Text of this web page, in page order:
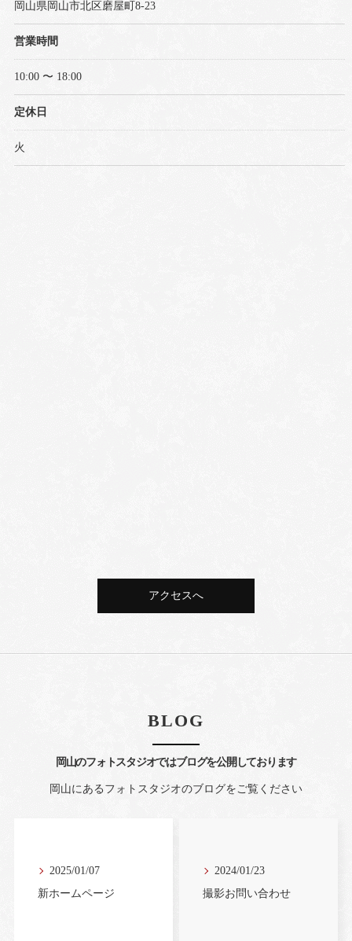
岡山県岡山市北区磨屋町8-23
営業時間
10:00 〜 18:00
定休日
火
アクセスへ
岡山のフォトスタジオではブログを公開しております
BLOG
岡山にあるフォトスタジオのブログをご覧ください
2025/01/07
新ホームページ
2024/01/23
撮影お問い合わせ